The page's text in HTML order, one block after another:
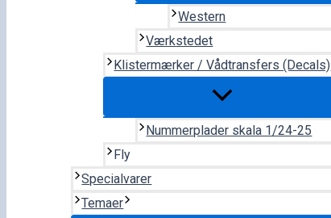
Western
Værkstedet
Klistermærker / Vådtransfers (Decals)
Nummerplader skala 1/24-25
Fly
Specialvarer
Temaer